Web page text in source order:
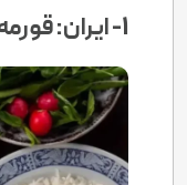
1- ایران: قورمه‌ سبزی ( Ghormeh sabzi )